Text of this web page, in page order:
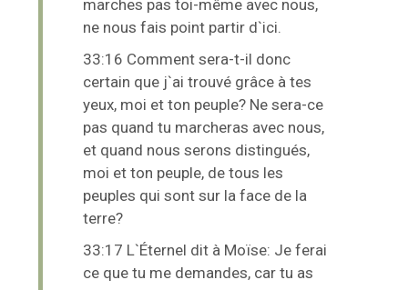
marches pas toi-même avec nous,
ne nous fais point partir d`ici.
33:16 Comment sera-t-il donc
certain que j`ai trouvé grâce à tes
yeux, moi et ton peuple? Ne sera-ce
pas quand tu marcheras avec nous,
et quand nous serons distingués,
moi et ton peuple, de tous les
peuples qui sont sur la face de la
terre?
33:17 L`Éternel dit à Moïse: Je ferai
ce que tu me demandes, car tu as